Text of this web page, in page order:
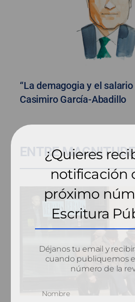
“La demagogia y el
Casimiro García-Abadillo
ENTRE¿Quieres
notificación
próximo
Escritura
Déjanos tu email y
cuando publiquemos
número de la